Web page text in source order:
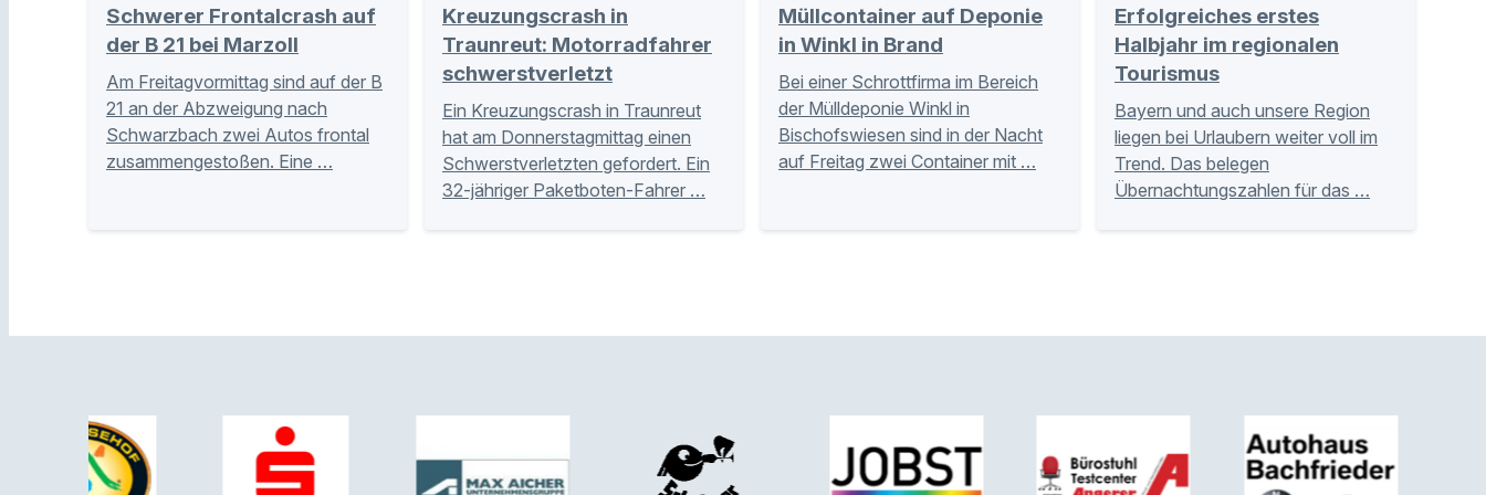
Schwerer Frontalcrash auf
der B 21 bei Marzoll
Am Freitagvormittag sind auf der B
21 an der Abzweigung nach
Schwarzbach zwei Autos frontal
zusammengestoßen. Eine …
Kreuzungscrash in
Traunreut: Motorradfahrer
schwerstverletzt
Ein Kreuzungscrash in Traunreut
hat am Donnerstagmittag einen
Schwerstverletzten gefordert. Ein
32-jähriger Paketboten-Fahrer …
Müllcontainer auf Deponie
in Winkl in Brand
Bei einer Schrottfirma im Bereich
der Mülldeponie Winkl in
Bischofswiesen sind in der Nacht
auf Freitag zwei Container mit …
Erfolgreiches erstes
Halbjahr im regionalen
Tourismus
Bayern und auch unsere Region
liegen bei Urlaubern weiter voll im
Trend. Das belegen
Übernachtungszahlen für das …